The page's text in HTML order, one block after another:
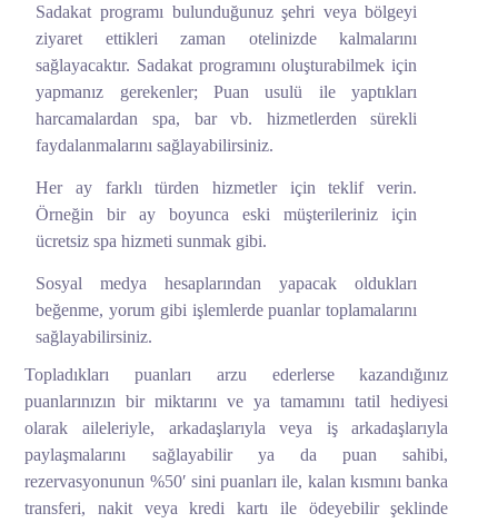
Sadakat programı bulunduğunuz şehri veya bölgeyi
ziyaret ettikleri zaman otelinizde kalmalarını
sağlayacaktır. Sadakat programını oluşturabilmek için
yapmanız gerekenler; Puan usulü ile yaptıkları
harcamalardan spa, bar vb. hizmetlerden sürekli
faydalanmalarını sağlayabilirsiniz.
Her ay farklı türden hizmetler için teklif verin.
Örneğin bir ay boyunca eski müşterileriniz için
ücretsiz spa hizmeti sunmak gibi.
Sosyal medya hesaplarından yapacak oldukları
beğenme, yorum gibi işlemlerde puanlar toplamalarını
sağlayabilirsiniz.
Topladıkları puanları arzu ederlerse kazandığınız
puanlarınızın bir miktarını ve ya tamamını tatil hediyesi
olarak aileleriyle, arkadaşlarıyla veya iş arkadaşlarıyla
paylaşmalarını sağlayabilir ya da puan sahibi,
rezervasyonunun %50′ sini puanları ile, kalan kısmını banka
transferi, nakit veya kredi kartı ile ödeyebilir şeklinde